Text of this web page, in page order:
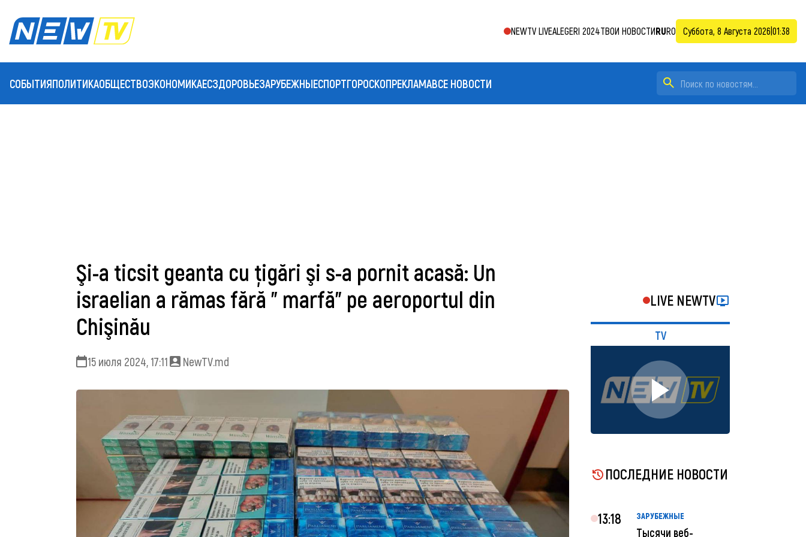
NEWTV LIVEALEGERI 2024ТВОИ НОВОСТИRURO Суббота, 8 Августа 2026 01:38
СОБЫТИЯПОЛИТИКАОБЩЕСТВОЭКОНОМИКАЕСЗДОРОВЬЕЗАРУБЕЖНЫЕСПОРТГОРОСКОПРЕКЛАМАВСЕ НОВОСТИ
Şi-a ticsit geanta cu ţigări şi s-a pornit acasă: Un
israelian a rămas fără " marfă" pe aeroportul din
Chişinău
15 июля 2024, 17:11 NewTV.md
LIVE NEWTV
TV
ПОСЛЕДНИЕ НОВОСТИ
13:18 ЗАРУБЕЖНЫЕ
Тысячи веб-